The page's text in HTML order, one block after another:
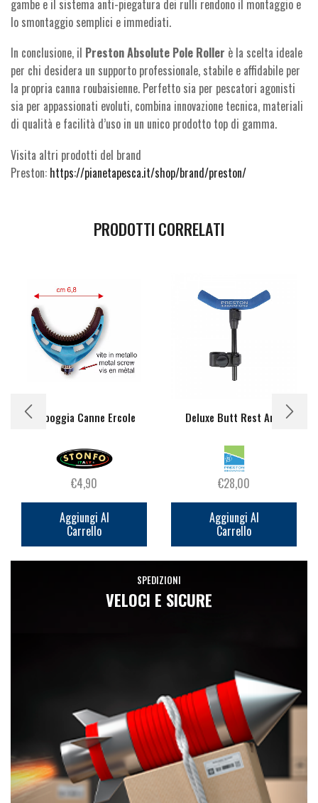
gambe e il sistema anti-piegatura dei rulli rendono il montaggio e
lo smontaggio semplici e immediati.
In conclusione, il Preston Absolute Pole Roller è la scelta ideale
per chi desidera un supporto professionale, stabile e affidabile per
la propria canna roubaisienne. Perfetto sia per pescatori agonisti
sia per appassionati evoluti, combina innovazione tecnica, materiali
di qualità e facilità d’uso in un unico prodotto top di gamma.
Visita altri prodotti del brand
Preston: https://pianetapesca.it/shop/brand/preston/
PRODOTTI CORRELATI
Appoggia Canne Ercole
€4,90
Aggiungi Al
Carrello
Deluxe Butt Rest Arm
€28,00
Aggiungi Al
Carrello
SPEDIZIONI
VELOCI E SICURE